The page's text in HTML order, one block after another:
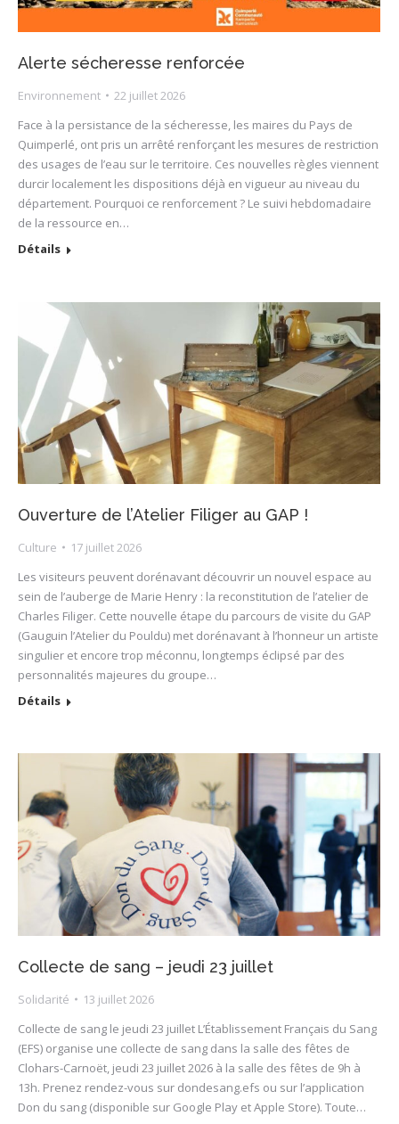
Alerte sécheresse renforcée
Environnement
22 juillet 2026
Face à la persistance de la sécheresse, les maires du Pays de
Quimperlé, ont pris un arrêté renforçant les mesures de restriction
des usages de l’eau sur le territoire. Ces nouvelles règles viennent
durcir localement les dispositions déjà en vigueur au niveau du
département. Pourquoi ce renforcement ? Le suivi hebdomadaire
de la ressource en…
Détails
Ouverture de l’Atelier Filiger au GAP !
Culture
17 juillet 2026
Les visiteurs peuvent dorénavant découvrir un nouvel espace au
sein de l’auberge de Marie Henry : la reconstitution de l’atelier de
Charles Filiger. Cette nouvelle étape du parcours de visite du GAP
(Gauguin l’Atelier du Pouldu) met dorénavant à l’honneur un artiste
singulier et encore trop méconnu, longtemps éclipsé par des
personnalités majeures du groupe…
Détails
Collecte de sang – jeudi 23 juillet
Solidarité
13 juillet 2026
Collecte de sang le jeudi 23 juillet L’Établissement Français du Sang
(EFS) organise une collecte de sang dans la salle des fêtes de
Clohars-Carnoët, jeudi 23 juillet 2026 à la salle des fêtes de 9h à
13h. Prenez rendez-vous sur dondesang.efs ou sur l’application
Don du sang (disponible sur Google Play et Apple Store). Toute…